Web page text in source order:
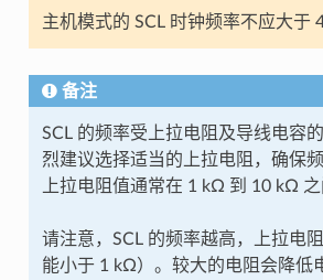
主机模式的 SCL 时钟频率不应大于
备注
SCL 的频率受上拉电阻及导线电容
烈建议选择适当的上拉电阻，确保
上拉电阻值通常在 1 kΩ 到 10 kΩ 之
请注意，SCL 的频率越高，上拉电
能小于 1 kΩ）。较大的电阻会降低